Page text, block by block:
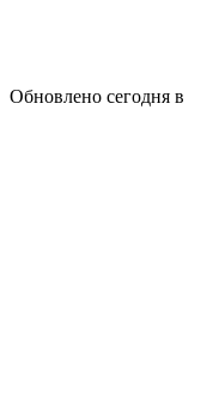
Обновлено сегодня в